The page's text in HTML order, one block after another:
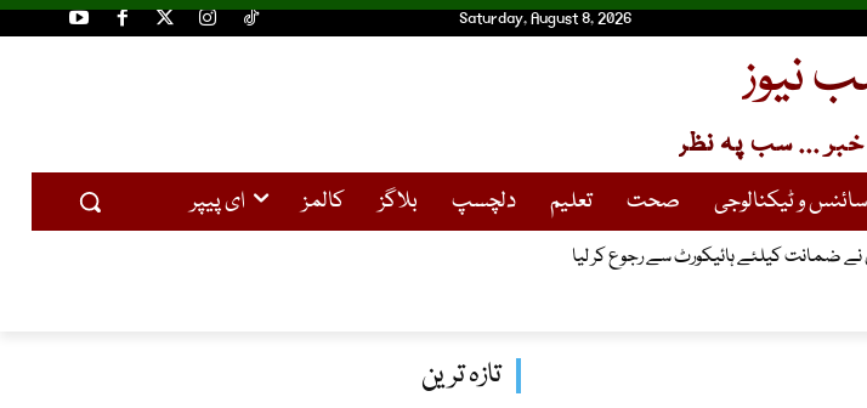
Saturday, August 8, 2026
نیوز
... سب پہ نظر
سائنس و ٹیکنالوجی صحت تعلیم دلچسپ بلاگز کالمز ای پیپر
تازہ ترین